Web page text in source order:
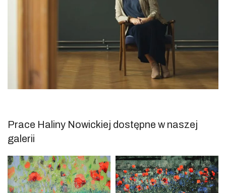
Prace Haliny Nowickiej dostępne w naszej
galerii